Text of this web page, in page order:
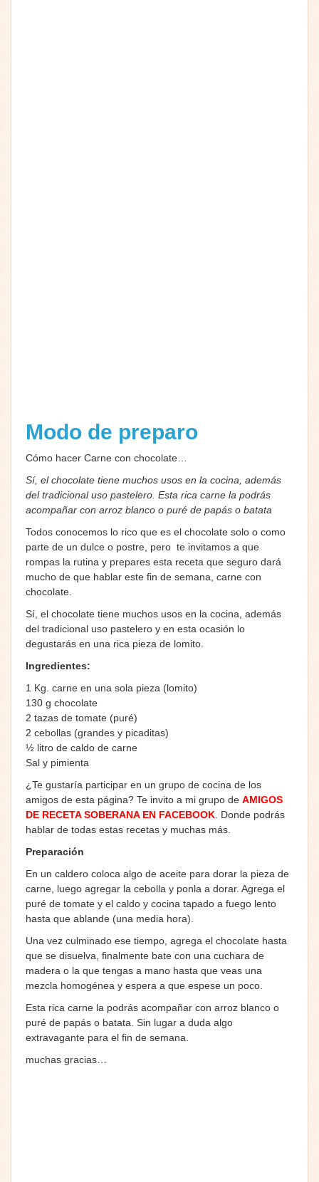
Modo de preparo
Cómo hacer Carne con chocolate…
Sí, el chocolate tiene muchos usos en la cocina, además
del tradicional uso pastelero. Esta rica carne la podrás
acompañar con arroz blanco o puré de papás o batata
Todos conocemos lo rico que es el chocolate solo o como
parte de un dulce o postre, pero te invitamos a que
rompas la rutina y prepares esta receta que seguro dará
mucho de que hablar este fin de semana, carne con
chocolate.
Sí, el chocolate tiene muchos usos en la cocina, además
del tradicional uso pastelero y en esta ocasión lo
degustarás en una rica pieza de lomito.
Ingredientes:
1 Kg. carne en una sola pieza (lomito)
130 g chocolate
2 tazas de tomate (puré)
2 cebollas (grandes y picaditas)
½ litro de caldo de carne
Sal y pimienta
¿Te gustaría participar en un grupo de cocina de los
amigos de esta página? Te invito a mi grupo de AMIGOS
DE RECETA SOBERANA EN FACEBOOK . Donde podrás
hablar de todas estas recetas y muchas más.
Preparación
En un caldero coloca algo de aceite para dorar la pieza de
carne, luego agregar la cebolla y ponla a dorar. Agrega el
puré de tomate y el caldo y cocina tapado a fuego lento
hasta que ablande (una media hora).
Una vez culminado ese tiempo, agrega el chocolate hasta
que se disuelva, finalmente bate con una cuchara de
madera o la que tengas a mano hasta que veas una
mezcla homogénea y espera a que espese un poco.
Esta rica carne la podrás acompañar con arroz blanco o
puré de papás o batata. Sin lugar a duda algo
extravagante para el fin de semana.
muchas gracias…